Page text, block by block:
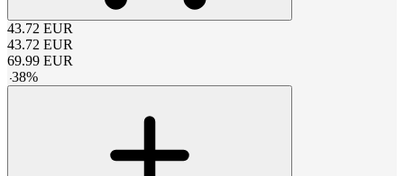
43.72 EUR
43.72 EUR
69.99 EUR
-38%